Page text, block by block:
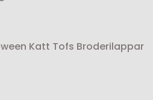
Katt Tofs Broderilappar